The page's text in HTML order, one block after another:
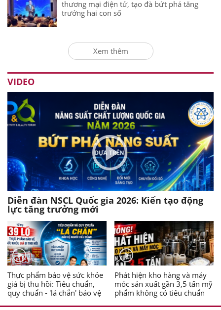
thương mại điện tử, tạo đà bứt phá tăng
trưởng hai con số
Xem thêm
VIDEO
Diễn đàn NSCL Quốc gia 2026: Kiến tạo động
lực tăng trưởng mới
Thực phẩm bảo vệ sức khỏe
giả bị thu hồi: Tiêu chuẩn,
quy chuẩn - 'lá chắn' bảo vệ
Phát hiện kho hàng và máy
móc sản xuất gần 3,5 tấn mỹ
phẩm không có tiêu chuẩn